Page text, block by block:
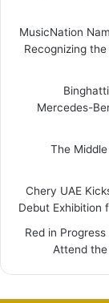
MusicNation
Recognizing
Mercedes-
The
Chery UAE
Debut Exhibition
Red in
Attend the